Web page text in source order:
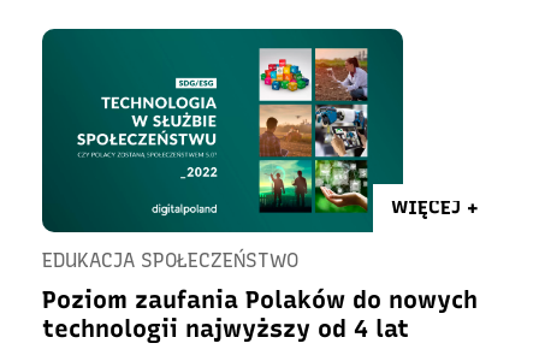
WIĘCEJ +
EDUKACJA SPOŁECZEŃSTWO
Poziom zaufania Polaków do nowych
technologii najwyższy od 4 lat